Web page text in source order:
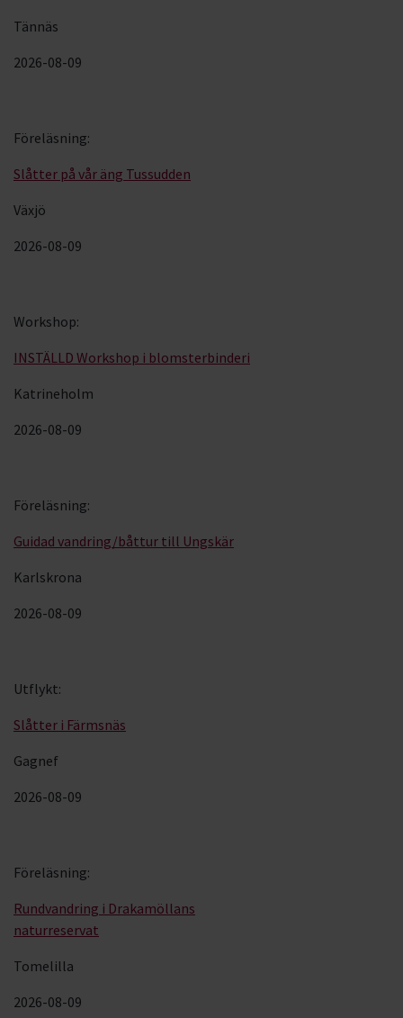
Tännäs
2026-08-09
Slåtter på vår äng Tussudden
Växjö
2026-08-09
Föreläsning:
INSTÄLLD Workshop i blomsterbinderi
Katrineholm
2026-08-09
Workshop:
Guidad vandring/båttur till Ungskär
Karlskrona
2026-08-09
Föreläsning:
Slåtter i Färmsnäs
Gagnef
2026-08-09
Utflykt:
Rundvandring i Drakamöllans
naturreservat
Tomelilla
2026-08-09
Föreläsning: